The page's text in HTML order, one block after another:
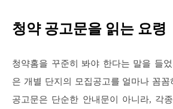
청약 공고문을 읽는 요령
청약홈을 꾸준히 봐야 한다는 말을 들
은 개별 단지의 모집공고를 얼마나 꼼꼼
공고문은 단순한 안내문이 아니라, 각